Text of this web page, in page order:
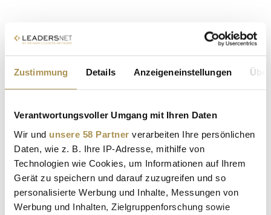
Zustimmung Details Anzeigeneinstellungen
Verantwortungsvoller Umgang mit Ihren Daten
Wir und unsere 58 Partner verarbeiten Ihre persönlichen
Daten, wie z. B. Ihre IP-Adresse, mithilfe von
Technologien wie Cookies, um Informationen auf Ihrem
Gerät zu speichern und darauf zuzugreifen und so
personalisierte Werbung und Inhalte, Messungen von
Werbung und Inhalten, Zielgruppenforschung sowie